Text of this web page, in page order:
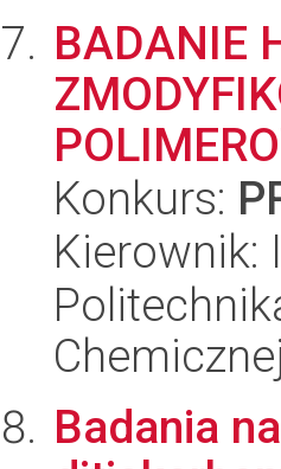
BADANIE
Konkurs:
Kierownik:
Badania